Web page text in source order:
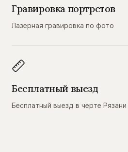
Гравировка портретов
Лазерная гравировка по фото
Бесплатный выезд
Бесплатный выезд в черте